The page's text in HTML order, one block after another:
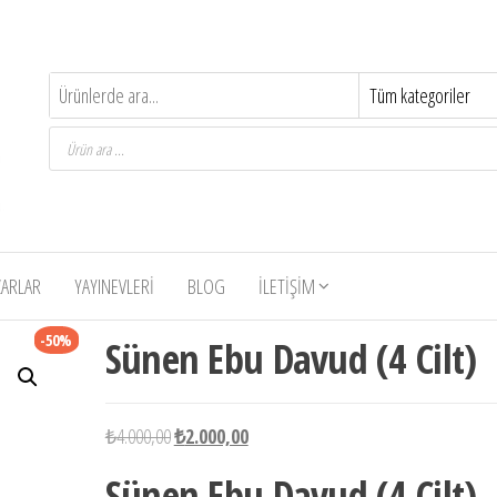
Products
search
YAYINEVLERI BLOG İLETIŞIM
-50% Sünen Ebu Davud (4 Cilt)
₺4.000,00Orijinal
₺2.000,00Şu